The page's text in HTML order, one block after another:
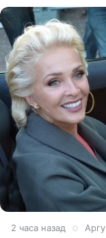
2 часа назад